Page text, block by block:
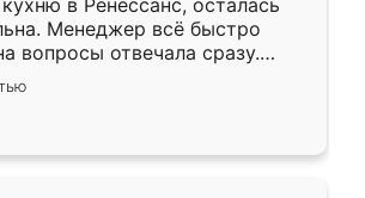
в Ренессанс, осталась
Менеджер всё быстро
вопросы отвечала сразу.
в субботу, подошёл к
ответственностью. Собрали
работали аккуратно, даже